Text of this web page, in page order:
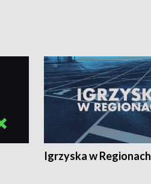
Igrzyska w Regionach